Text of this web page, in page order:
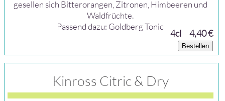
gesellen sich Bitterorangen, Zitronen, Himbeeren und
Waldfrüchte.
Passend dazu: Goldberg Tonic
4cl 4,40 €
Bestellen
Kinross Citric & Dry